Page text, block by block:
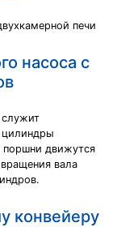
печи
насоса с
служит
поршни движутся
вала
конвейеру